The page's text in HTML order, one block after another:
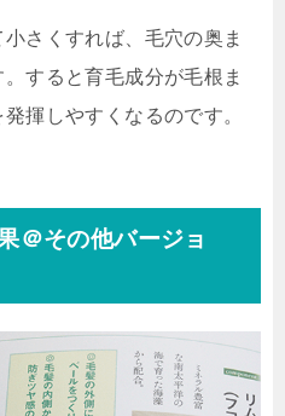
さくすれば、毛穴の奥ま
すると育毛成分が毛根ま
揮しやすくなるのです。
＠その他バージョ